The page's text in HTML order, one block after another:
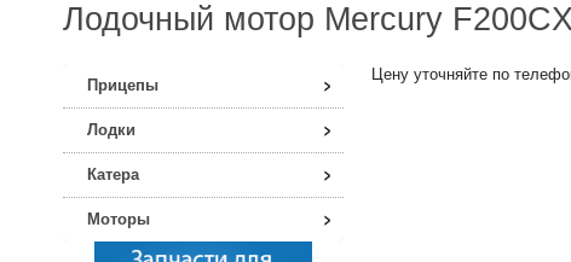
Лодочный мотор Mercury
Прицепы
Лодки
Катера
Моторы
Цену уточняйте по